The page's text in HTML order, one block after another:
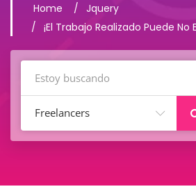
Home
Jquery
¡El Trabajo Realizado Puede No
Freelancers